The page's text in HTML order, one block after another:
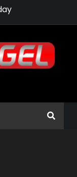
Play,
Slot